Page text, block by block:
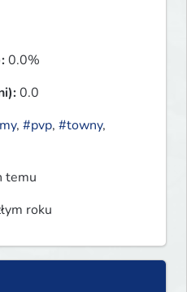
0.0%
0.0
, #pvp, #towny,
temu
roku